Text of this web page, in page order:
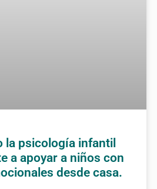
la psicología infantil
a apoyar a niños con
desde casa.